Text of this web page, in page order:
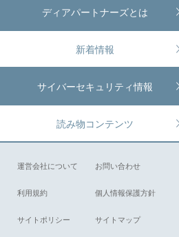
ディアパートナーズとは
新着情報
サイバーセキュリティ情報
読み物コンテンツ
運営会社について お問い合わせ
利用規約 個人情報保護方針
サイトポリシー サイトマップ